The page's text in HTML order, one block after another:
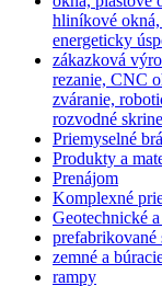
hliníkové okná,
energeticky
zákazková
rezanie, CNC
zváranie,
rozvodné skrine
Priemyselné
Produkty a
Prenájom
Komplexné
Geotechnické
prefabrikované
zemné a
rampy